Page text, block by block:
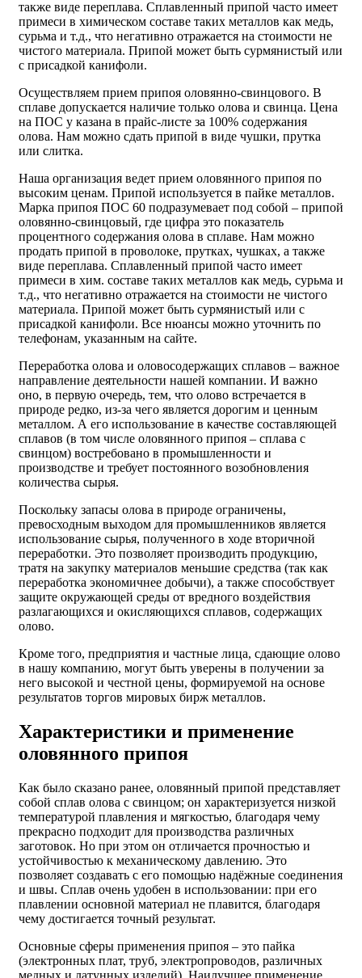
также виде переплава. Сплавленный припой часто имеет
примеси в химическом составе таких металлов как медь,
сурьма и т.д., что негативно отражается на стоимости не
чистого материала. Припой может быть сурмянистый или
с присадкой канифоли.
Осуществляем прием припоя оловянно-свинцового. В
сплаве допускается наличие только олова и свинца. Цена
на ПОС у казана в прайс-листе за 100% содержания
олова. Нам можно сдать припой в виде чушки, прутка
или слитка.
Наша организация ведет прием оловянного припоя по
высоким ценам. Припой используется в пайке металлов.
Марка припоя ПОС 60 подразумевает под собой – припой
оловянно-свинцовый, где цифра это показатель
процентного содержания олова в сплаве. Нам можно
продать припой в проволоке, прутках, чушках, а также
виде переплава. Сплавленный припой часто имеет
примеси в хим. составе таких металлов как медь, сурьма и
т.д., что негативно отражается на стоимости не чистого
материала. Припой может быть сурмянистый или с
присадкой канифоли. Все нюансы можно уточнить по
телефонам, указанным на сайте.
Переработка олова и оловосодержащих сплавов – важное
направление деятельности нашей компании. И важно
оно, в первую очередь, тем, что олово встречается в
природе редко, из-за чего является дорогим и ценным
металлом. А его использование в качестве составляющей
сплавов (в том числе оловянного припоя – сплава с
свинцом) востребовано в промышленности и
производстве и требует постоянного возобновления
количества сырья.
Поскольку запасы олова в природе ограничены,
превосходным выходом для промышленников является
использование сырья, полученного в ходе вторичной
переработки. Это позволяет производить продукцию,
тратя на закупку материалов меньшие средства (так как
переработка экономичнее добычи), а также способствует
защите окружающей среды от вредного воздействия
разлагающихся и окисляющихся сплавов, содержащих
олово.
Кроме того, предприятия и частные лица, сдающие олово
в нашу компанию, могут быть уверены в получении за
него высокой и честной цены, формируемой на основе
результатов торгов мировых бирж металлов.
Характеристики и применение
оловянного припоя
Как было сказано ранее, оловянный припой представляет
собой сплав олова с свинцом; он характеризуется низкой
температурой плавления и мягкостью, благодаря чему
прекрасно подходит для производства различных
заготовок. Но при этом он отличается прочностью и
устойчивостью к механическому давлению. Это
позволяет создавать с его помощью надёжные соединения
и швы. Сплав очень удобен в использовании: при его
плавлении основной материал не плавится, благодаря
чему достигается точный результат.
Основные сферы применения припоя – это пайка
(электронных плат, труб, электропроводов, различных
медных и латунных изделий). Наилучшее применение